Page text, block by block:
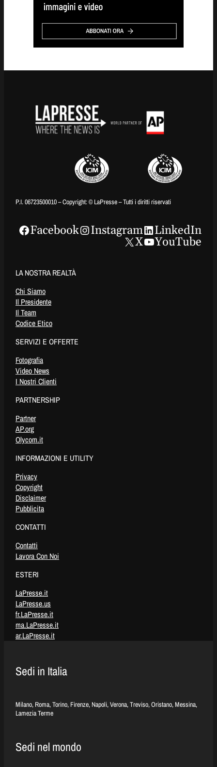
P.I. 06723500010 – Copyright: © LaPresse – Tutti i diritti riservati
Facebook Instagram
LinkedIn
X
YouTube
LA NOSTRA REALTÀ
Chi Siamo
Il Presidente
Il Team
Codice Etico
SERVIZI E OFFERTE
Fotografia
Video News
I Nostri Clienti
PARTNERSHIP
Partner
AP.org
Olycom.it
INFORMAZIONI E UTILITY
Privacy
Copyright
Disclaimer
Pubblicita
CONTATTI
Contatti
Lavora Con Noi
ESTERI
LaPresse.it
LaPresse.us
fr.LaPresse.it
ma.LaPresse.it
ar.LaPresse.it
Sedi in Italia
Milano, Roma, Torino, Firenze, Napoli, Verona, Treviso, Oristano, Messina,
Lamezia Terme
Sedi nel mondo